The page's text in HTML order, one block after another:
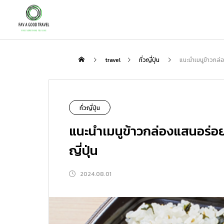
เพลิดเพลินกับชาสไตล์ญี่ปุ่นกับสถานที่ที่
ป็นมากกว่าแค่ร้านอาหาร | สัมผัสรสชา
ชาแท้ ความสงบ และมื้ออาหารสุดพิเศ
2026.01.31
NEW
ตะลุย “โกเรียวคาคุ” ป้อมดาว 5 แฉกแห่ง
ฮาโกดาเตะ แนะนำจุดเด่น โรงแรมเด็ด แ
ละที่เที่ยวรอบทิศ
2026.08.06
แนะนำเส้นทางเที่ยวญี่ปุ่นกับ Peach : 3
ส้นทางที่ไม่ควรพลาด
2026.02.23
travel ทั่วญี่ปุ่น แนะนำเมนูข้าวก
ทั่วญี่ปุ่น
แนะนำเมนูข้าวกล่องแสนอร่
ญี่ปุ่น
2024.08.01